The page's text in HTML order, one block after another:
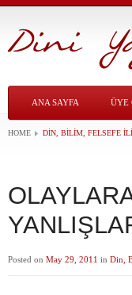
ANA SAYFA ÜYE
HOME DIN, BILIM, FELSEFE
Posted on May 29, 2011 in Din,